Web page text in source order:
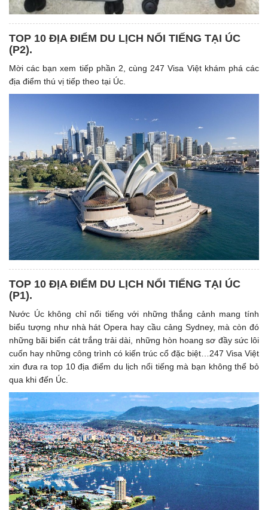
TOP 10 ĐỊA ĐIỂM DU LỊCH NỔI TIẾNG TẠI ÚC
(P2).
Mời các bạn xem tiếp phần 2, cùng 247 Visa Việt khám phá các
địa điểm thú vị tiếp theo tại Úc.
TOP 10 ĐỊA ĐIỂM DU LỊCH NỔI TIẾNG TẠI ÚC
(P1). ​
Nước Úc không chỉ nổi tiếng với những thắng cảnh mang tính
biểu tượng như nhà hát Opera hay cầu cảng Sydney, mà còn đó
những bãi biển cát trắng trải dài, những hòn hoang sơ đầy sức lôi
cuốn hay những công trình có kiến trúc cổ đặc biệt…247 Visa Việt
xin đưa ra top 10 địa điểm du lịch nổi tiếng mà bạn không thể bỏ
qua khi đến Úc.